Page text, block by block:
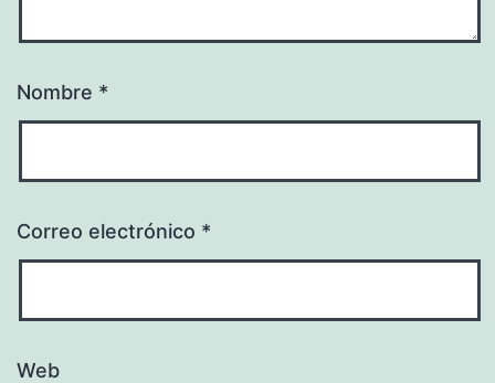
Nombre *
Correo electrónico *
Web